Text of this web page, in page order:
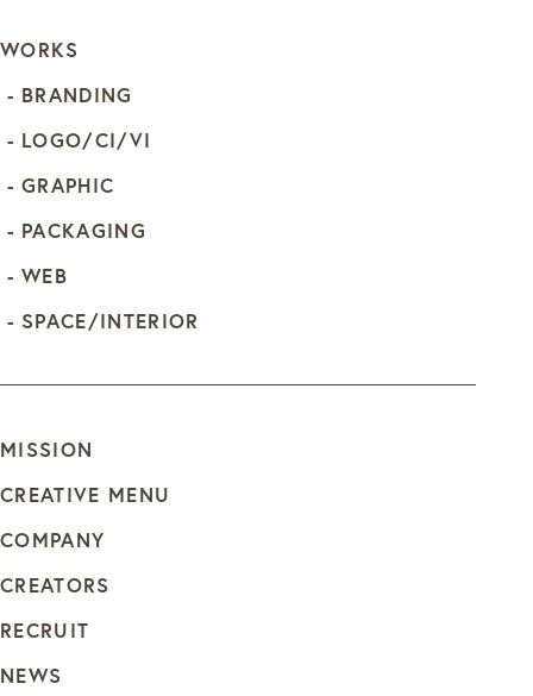
WORKS
BRANDING
LOGO/CI/VI
GRAPHIC
PACKAGING
WEB
SPACE/INTERIOR
MISSION
CREATIVE MENU
COMPANY
CREATORS
RECRUIT
NEWS